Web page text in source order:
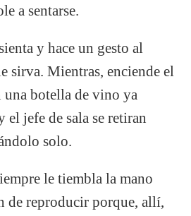
a sentarse.
y hace un gesto al
sirva. Mientras, enciende el
una botella de vino ya
jefe de sala se retiran
solo.
le tiembla la mano
de reproducir porque, allí,